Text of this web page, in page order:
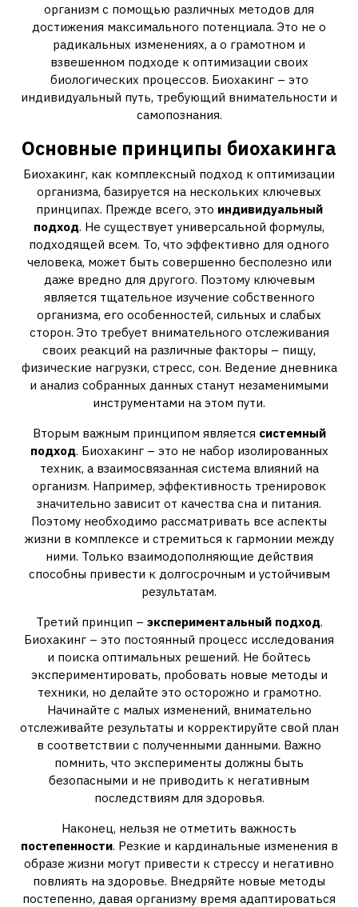
организм с помощью различных методов для
достижения максимального потенциала. Это не о
радикальных изменениях, а о грамотном и
взвешенном подходе к оптимизации своих
биологических процессов. Биохакинг – это
индивидуальный путь, требующий внимательности и
самопознания.
Основные принципы биохакинга
Биохакинг, как комплексный подход к оптимизации
организма, базируется на нескольких ключевых
принципах. Прежде всего, это индивидуальный
подход. Не существует универсальной формулы,
подходящей всем. То, что эффективно для одного
человека, может быть совершенно бесполезно или
даже вредно для другого. Поэтому ключевым
является тщательное изучение собственного
организма, его особенностей, сильных и слабых
сторон. Это требует внимательного отслеживания
своих реакций на различные факторы – пищу,
физические нагрузки, стресс, сон. Ведение дневника
и анализ собранных данных станут незаменимыми
инструментами на этом пути.
Вторым важным принципом является системный
подход. Биохакинг – это не набор изолированных
техник, а взаимосвязанная система влияний на
организм. Например, эффективность тренировок
значительно зависит от качества сна и питания.
Поэтому необходимо рассматривать все аспекты
жизни в комплексе и стремиться к гармонии между
ними. Только взаимодополняющие действия
способны привести к долгосрочным и устойчивым
результатам.
Третий принцип – экспериментальный подход.
Биохакинг – это постоянный процесс исследования
и поиска оптимальных решений. Не бойтесь
экспериментировать, пробовать новые методы и
техники, но делайте это осторожно и грамотно.
Начинайте с малых изменений, внимательно
отслеживайте результаты и корректируйте свой план
в соответствии с полученными данными. Важно
помнить, что эксперименты должны быть
безопасными и не приводить к негативным
последствиям для здоровья.
Наконец, нельзя не отметить важность
постепенности. Резкие и кардинальные изменения в
образе жизни могут привести к стрессу и негативно
повлиять на здоровье. Внедряйте новые методы
постепенно, давая организму время адаптироваться